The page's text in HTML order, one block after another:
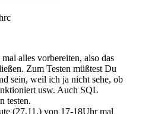
alles vorbereiten, also das
Zum Testen müßtest Du
sein, weil ich ja nicht sehe, ob
usw. Auch SQL
testen.
(27.11.) von 17-18Uhr mal